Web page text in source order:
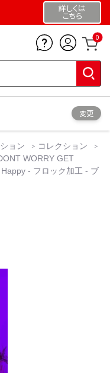
詳しくは
こちら
0
変更
ョン
コレクション
WORRY GET
- フロック加工 - ブ